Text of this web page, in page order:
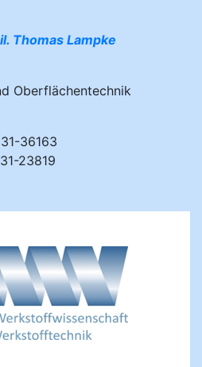
Thomas Lampke
Oberflächentechnik
36163
23819